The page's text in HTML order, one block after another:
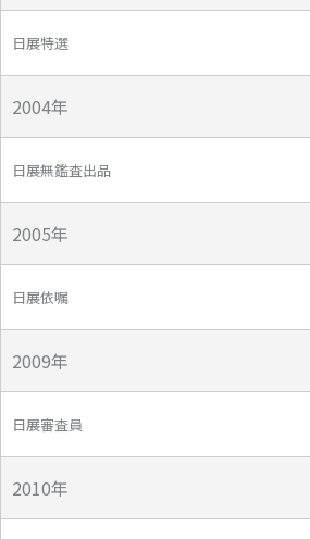
日展特選
2004年
日展無鑑査出品
2005年
日展依嘱
2009年
日展審査員
2010年